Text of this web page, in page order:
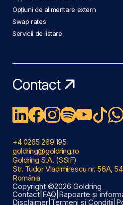
Opțiuni de alimentare extern
Swap rates
Servicii de listare
Contact
+4 0265 269 195
goldring@goldring.ro
Goldring S.A. (SSIF)
Str. Tudor Vladimirescu nr. 56A,
România
Copyright ©2026 Goldring
Contact FAQ Rapoarte și
Disclaimer Termeni și Condiții